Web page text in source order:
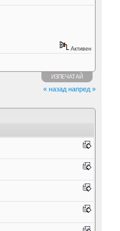
Активен
ИЗПЕЧАТАЙ
« назад напред »